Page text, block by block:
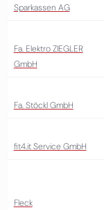
Sparkassen AG
Fa. Elektro ZIEGLER
GmbH
Fa. Stöckl GmbH
fit4.it Service GmbH
Fleck